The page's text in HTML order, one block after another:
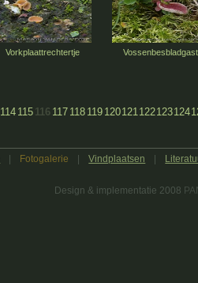
Vorkplaattrechtertje Vossenbesbladgast
114 115 116 117 118 119 120121122123124
Fotogalerie Vindplaatsen
Design & implementatie 2008